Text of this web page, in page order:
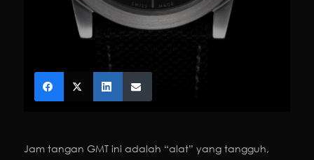
Jam tangan GMT ini adalah “alat” yang tangguh,